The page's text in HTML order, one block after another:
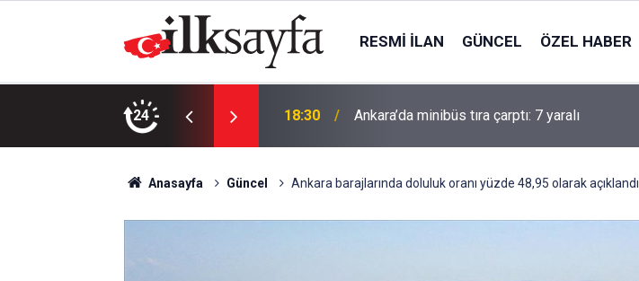
RESMI İLAN GÜNCEL ÖZEL HABER
24 18:30 Ankara’da minibüs tıra çarptı: 7 yaralı
Anasayfa Güncel Ankara barajlarında doluluk oranı yüzde 48,95 olarak açıklandı